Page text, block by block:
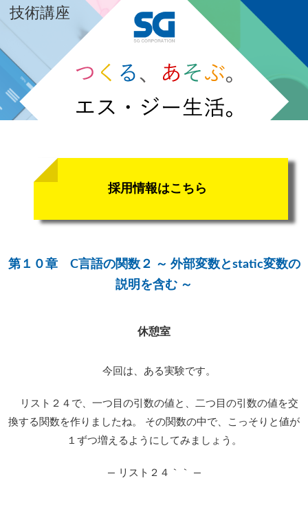
技術講座
採用情報はこちら
第１０章 C言語の関数２ ～ 外部変数とstatic変数の
説明を含む ～
休憩室
今回は、ある実験です。
リスト２４で、一つ目の引数の値と、二つ目の引数の値を交
換する関数を作りましたね。 その関数の中で、こっそりと値が
１ずつ増えるようにしてみましょう。
— リスト２４｀｀ —